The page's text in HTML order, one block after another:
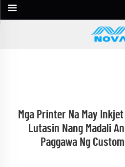
Mga Printer Na May
Lutasin Nang Madali
Paggawa Ng